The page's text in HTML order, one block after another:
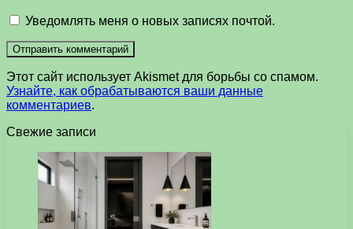
Уведомлять меня о новых записях почтой.
Этот сайт использует Akismet для борьбы со спамом.
Узнайте, как обрабатываются ваши данные
комментариев.
Свежие записи